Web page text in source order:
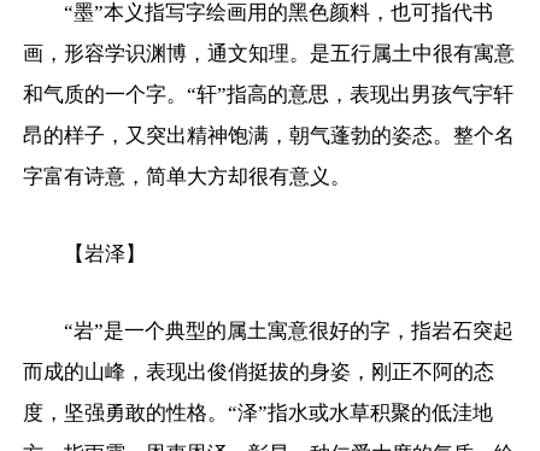
“墨”本义指写字绘画用的黑色颜料，也可指代书
画，形容学识渊博，通文知理。是五行属土中很有寓意
和气质的一个字。“轩”指高的意思，表现出男孩气宇轩
昂的样子，又突出精神饱满，朝气蓬勃的姿态。整个名
字富有诗意，简单大方却很有意义。
【岩泽】
“岩”是一个典型的属土寓意很好的字，指岩石突起
而成的山峰，表现出俊俏挺拔的身姿，刚正不阿的态
度，坚强勇敢的性格。“泽”指水或水草积聚的低洼地